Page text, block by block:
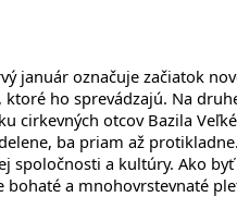
január označuje začiatok
ho sprevádzajú. Na
otcov Bazila
ba priam až
spoločnosti a kultúry. Ako
a mnohovrstevnaté